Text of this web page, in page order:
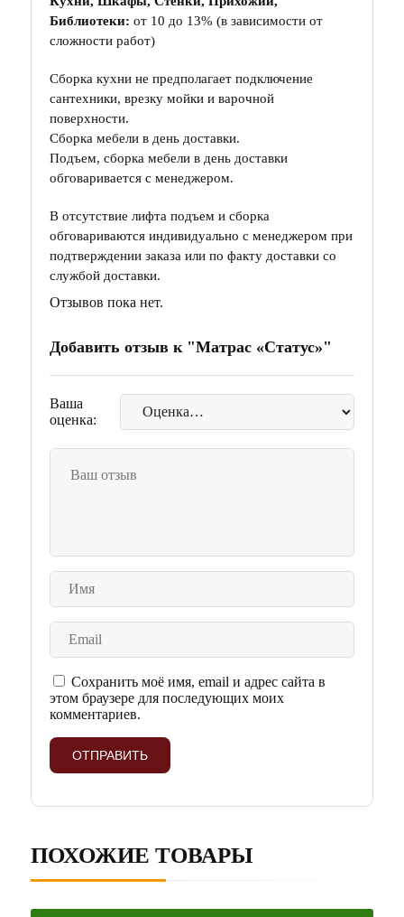
Библиотеки: от 10 до 13% (в зависимости от
сложности работ)
Сборка кухни не предполагает подключение
сантехники, врезку мойки и варочной
поверхности.
Сборка мебели в день доставки.
Подъем, сборка мебели в день доставки
обговаривается с менеджером.
В отсутствие лифта подъем и сборка
обговариваются индивидуально с менеджером при
подтверждении заказа или по факту доставки со
службой доставки.
Отзывов пока нет.
Добавить отзыв к "Матрас «Статус»"
Ваша
оценка:
Сохранить моё имя, email и адрес сайта в
этом браузере для последующих моих
комментариев.
ПОХОЖИЕ ТОВАРЫ